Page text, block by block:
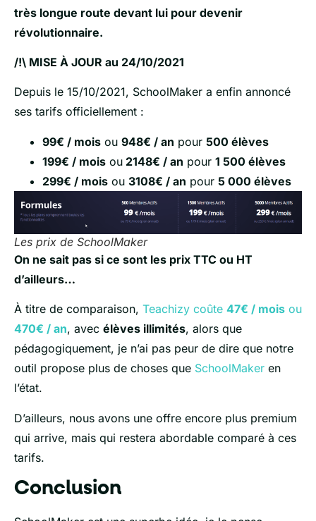
très longue route devant lui pour devenir
révolutionnaire.
/!\ MISE À JOUR au 24/10/2021
Depuis le 15/10/2021, SchoolMaker a enfin annoncé
ses tarifs officiellement :
99€ / mois ou 948€ / an pour 500 élèves
199€ / mois ou 2148€ / an pour 1 500 élèves
299€ / mois ou 3108€ / an pour 5 000 élèves
Les prix de SchoolMaker
On ne sait pas si ce sont les prix TTC ou HT
d’ailleurs…
À titre de comparaison, Teachizy coûte 47€ / mois ou
470€ / an, avec élèves illimités, alors que
pédagogiquement, je n’ai pas peur de dire que notre
outil propose plus de choses que SchoolMaker en
l’état.
D’ailleurs, nous avons une offre encore plus premium
qui arrive, mais qui restera abordable comparé à ces
tarifs.
Conclusion